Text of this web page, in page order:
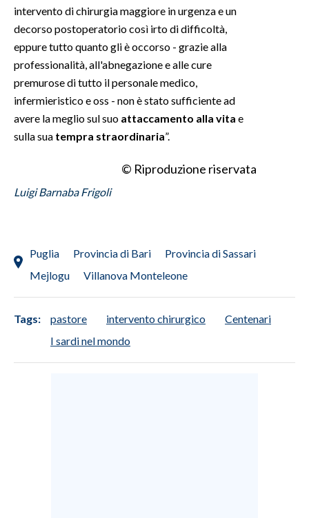
intervento di chirurgia maggiore in urgenza e un
decorso postoperatorio così irto di difficoltà,
eppure tutto quanto gli è occorso - grazie alla
professionalità, all'abnegazione e alle cure
premurose di tutto il personale medico,
infermieristico e oss - non è stato sufficiente ad
avere la meglio sul suo attaccamento alla vita e
sulla sua tempra straordinaria”.
© Riproduzione riservata
Luigi Barnaba Frigoli
Puglia Provincia di Bari
Provincia di Sassari
Mejlogu
Villanova Monteleone
Tags: pastore intervento chirurgico
Centenari
I sardi nel mondo